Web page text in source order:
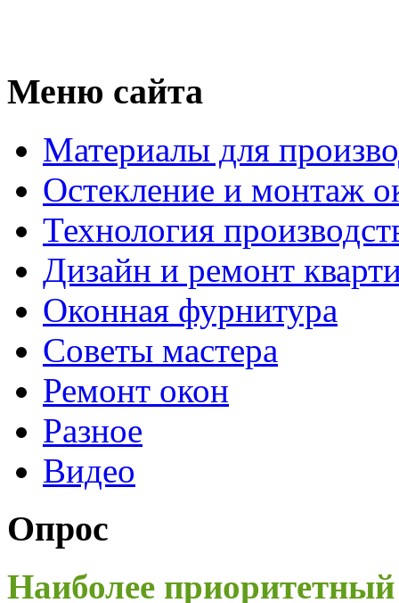
Меню сайта
Материалы для
Остекление и монтаж
Технология
Дизайн и ремонт
Оконная фурнитура
Советы мастера
Ремонт окон
Разное
Видео
Опрос
Наиболее